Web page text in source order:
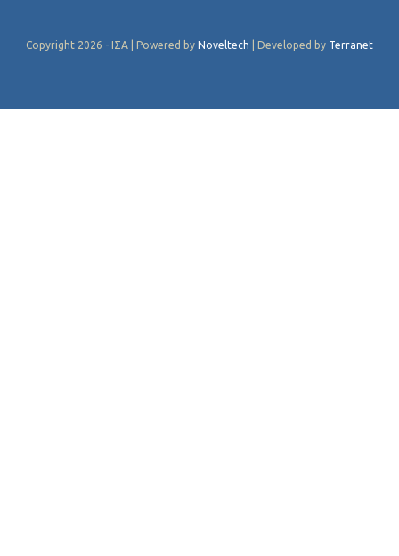
Copyright 2026 - ΙΣΑ | Powered by Noveltech | Developed by Terranet